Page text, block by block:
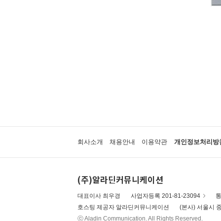
회사소개 채용안내 이용약관 개인정보처리방
(주)알라딘커뮤니케이션
대표이사 최우경 사업자등록 201-81-23094
호스팅 제공자 알라딘커뮤니케이션
(본사) 서울시
ⓒ Aladin Communication. All Rights Reserved.